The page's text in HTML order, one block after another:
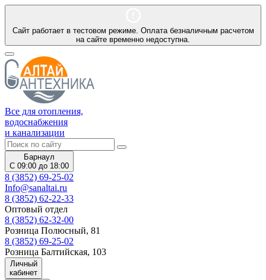
Сайт работает в тестовом режиме. Оплата безналичным расчетом
на сайте временно недоступна.
Все для отопления,
водоснабжения
и канализации
Барнаул
С 09:00 до 18:00
8 (3852) 69-25-02
Info@sanaltai.ru
8 (3852) 62-22-33
Оптовый отдел
8 (3852) 62-32-00
Розница Полюсный, 81
8 (3852) 69-25-02
Розница Балтийская, 103
Личный
кабинет